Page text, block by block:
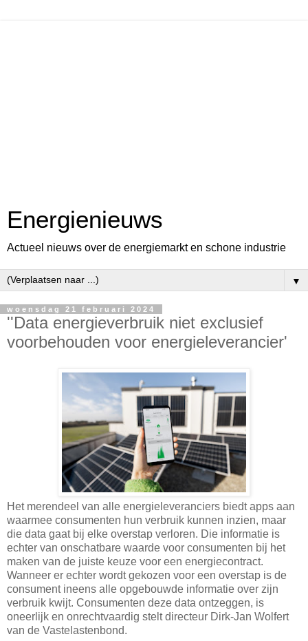
Energienieuws
Actueel nieuws over de energiemarkt en schone industrie
▼
woensdag 21 februari 2024
''Data energieverbruik niet exclusief
voorbehouden voor energieleverancier'
Het merendeel van alle energieleveranciers biedt apps aan
waarmee consumenten hun verbruik kunnen inzien, maar
die data gaat bij elke overstap verloren. Die informatie is
echter van onschatbare waarde voor consumenten bij het
maken van de juiste keuze voor een energiecontract.
Wanneer er echter wordt gekozen voor een overstap is de
consument ineens alle opgebouwde informatie over zijn
verbruik kwijt. Consumenten deze data ontzeggen, is
oneerlijk en onrechtvaardig stelt directeur Dirk-Jan Wolfert
van de Vastelastenbond.